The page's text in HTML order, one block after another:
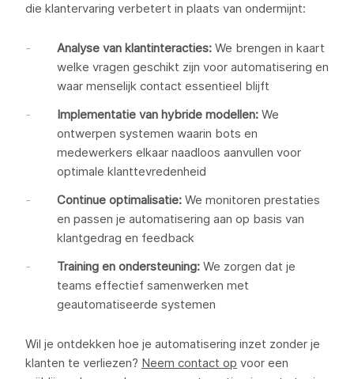
die klantervaring verbetert in plaats van ondermijnt:
Analyse van klantinteracties: We brengen in kaart
welke vragen geschikt zijn voor automatisering en
waar menselijk contact essentieel blijft
Implementatie van hybride modellen: We
ontwerpen systemen waarin bots en
medewerkers elkaar naadloos aanvullen voor
optimale klanttevredenheid
Continue optimalisatie: We monitoren prestaties
en passen je automatisering aan op basis van
klantgedrag en feedback
Training en ondersteuning: We zorgen dat je
teams effectief samenwerken met
geautomatiseerde systemen
Wil je ontdekken hoe je automatisering inzet zonder je
klanten te verliezen? Neem contact op voor een